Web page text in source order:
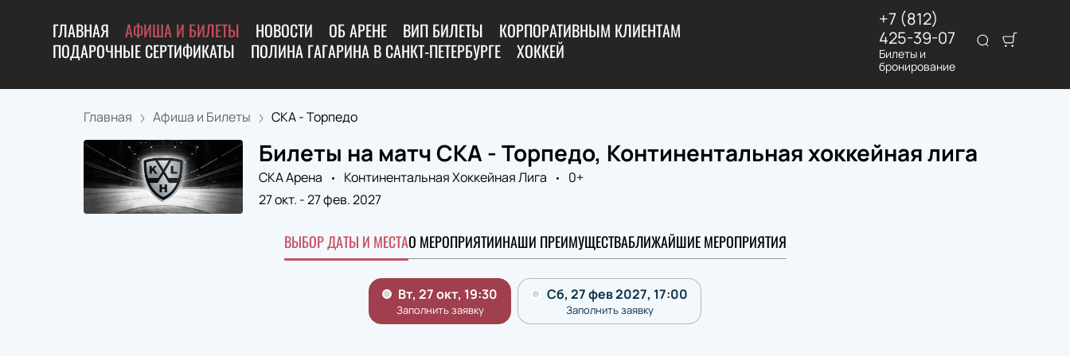
ГЛАВНАЯ АФИША И БИЛЕТЫ НОВОСТИ ОБ АРЕНЕ ВИП БИЛЕТЫ
КОРПОРАТИВНЫМ КЛИЕНТАМ
ПОДАРОЧНЫЕ СЕРТИФИКАТЫ
ПОЛИНА ГАГАРИНА В САНКТ-ПЕТЕРБУРГЕ ХОККЕЙ
+7 (812)
425-39-07
Билеты и
бронирование
Главная Афиша и Билеты СКА - Торпедо
Билеты на матч СКА - Торпедо, Континентальная хоккейная лига
СКА Арена Континентальная Хоккейная Лига
0+
27 окт. -27 фев. 2027
ВЫБОР ДАТЫ И МЕСТАО МЕРОПРИЯТИИНАШИ ПРЕИМУЩЕСТВАБЛИЖАЙШИЕ МЕРОПРИЯТИЯ